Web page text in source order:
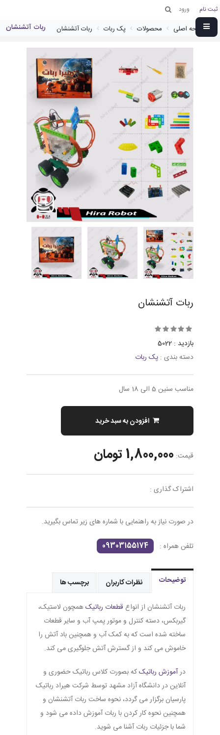
ثبت نام ورود
صفحه اصلی محصولات پک ربات ربات آتشنشان ربات آتشنشان
ربات آتشنشان
بازدید : 5022
دسته بندی : پک ربات
مناسب سنین 5 الی 18 سال
افزودن به سبد خرید
قیمت: 1,800,000 تومان
اشتراک گذاری :
در صورت نیاز به راهنمایی با شماره های زیر تماس بگیرید.
تلفن همراه : 09303155174
توضیحات نظرات کاربران برچسب ها
ربات آتشنشان از انواع قطعات رباتیکهمچون لاستیک،
گیربکس، دسته کنترل و موتور پمپ آب و سایر قطعات
ساخته شده است که به کمک آب و همچنین باد آتش را
خاموش می کند و از گسترش آتش جلوگیری می کند.
درآموزش رباتیککه بصورت کلاس رباتیک حضوری و
آنلاین در دانشگاه آزاد مشهد توسط شرکت هیراد رباتیک
پارسیان برگزار می گردد، نحوه ساخت ربات آتشنشان و
همچنین نحوه کار کردن با ربات آموزش داده می شود و
شما با جزئیات ربات آشنا می شوید.